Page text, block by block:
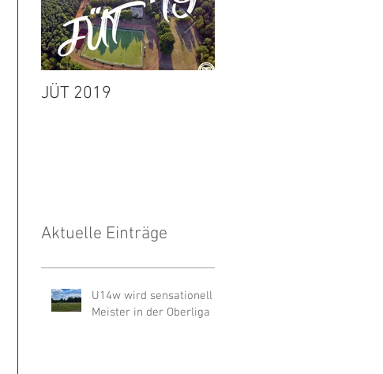
JÜT 2019
Aktuelle Einträge
U14w wird sensationell
Meister in der Oberliga